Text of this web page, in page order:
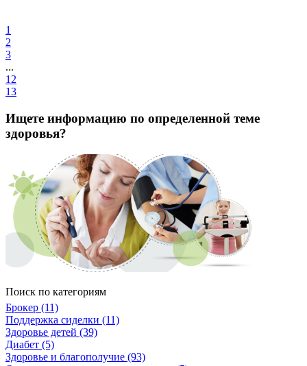
1
2
3
...
12
13
Ищете информацию по определенной теме
здоровья?
Поиск по категориям
Брокер (11)
Поддержка сиделки (11)
Здоровье детей (39)
Диабет (5)
Здоровье и благополучие (93)